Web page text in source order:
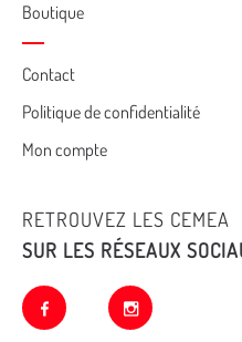
Boutique
Cemea
footer
Contact
Politique de confidentialité
Mon compte
RETROUVEZ LES CEMEA
SUR LES RÉSEAUX
facebook instagram